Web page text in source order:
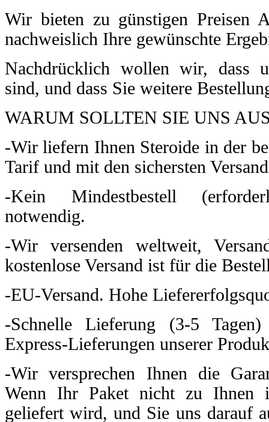
Wir bieten zu günstigen Preisen
nachweislich Ihre gewünschte
Nachdrücklich wollen wir, dass
sind, und dass Sie weitere
WARUM SOLLTEN SIE UNS
-Wir liefern Ihnen Steroide in der
Tarif und mit den sichersten
-Kein Mindestbestell
notwendig.
-Wir versenden weltweit,
kostenlose Versand ist für die
-EU-Versand. Hohe
-Schnelle Lieferung (3-5
Express-Lieferungen unserer
-Wir versprechen Ihnen die
Wenn Ihr Paket nicht zu Ihnen
geliefert wird, und Sie uns darauf